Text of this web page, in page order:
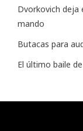
Dvorkovich deja
mando
Butacas para
El último baile